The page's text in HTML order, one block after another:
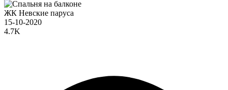
ЖК Невские паруса
15-10-2020
4.7K